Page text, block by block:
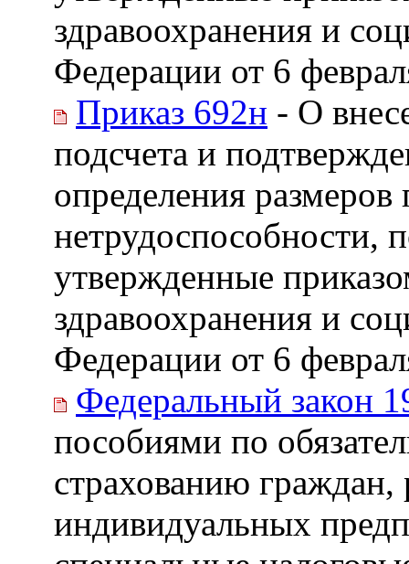
здравоохранения и
Федерации от 6
Приказ 692н - О
подсчета и
определения
нетрудоспособности,
утвержденные
здравоохранения и
Федерации от 6
Федеральный закон
пособиями по
страхованию
индивидуальных